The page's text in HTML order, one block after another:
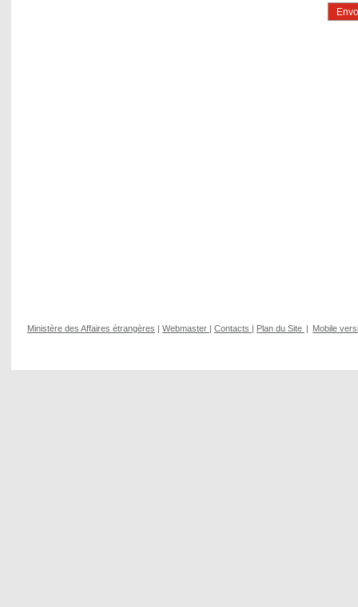
Ministère des Affaires étrangères | Webmaster | Contacts | Plan du Site | Mobile